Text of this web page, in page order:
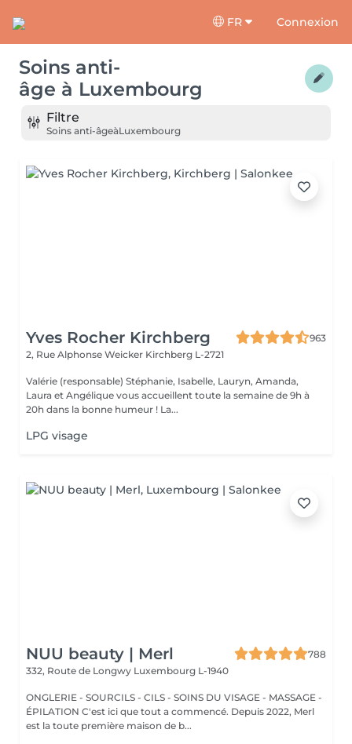
FR Connexion
Soins anti-
âge à Luxembourg
Filtre
Soins anti-âgeàLuxembourg
Yves Rocher Kirchberg
963
2, Rue Alphonse Weicker Kirchberg L-2721
Valérie (responsable) Stéphanie, Isabelle, Lauryn, Amanda,
Laura et Angélique vous accueillent toute la semaine de 9h à
20h dans la bonne humeur ! La...
LPG visage
NUU beauty | Merl
788
332, Route de Longwy Luxembourg L-1940
ONGLERIE - SOURCILS - CILS - SOINS DU VISAGE - MASSAGE -
ÉPILATION C'est ici que tout a commencé. Depuis 2022, Merl
est la toute première maison de b...